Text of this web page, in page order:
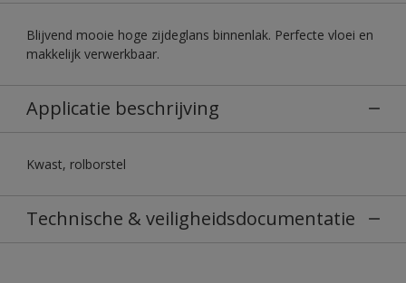
Blijvend mooie hoge zijdeglans binnenlak. Perfecte vloei en
makkelijk verwerkbaar.
Applicatie beschrijving
Kwast, rolborstel
Technische & veiligheidsdocumentatie